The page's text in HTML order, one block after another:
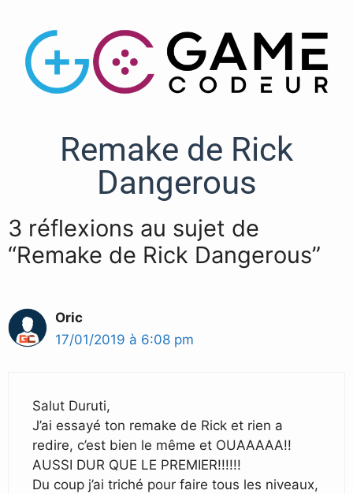
Remake de Rick
Dangerous
3 réflexions au sujet de
“Remake de Rick Dangerous”
Oric
17/01/2019 à 6:08 pm
Salut Duruti,
J’ai essayé ton remake de Rick et rien a
redire, c’est bien le même et OUAAAAA!!
AUSSI DUR QUE LE PREMIER!!!!!!
Du coup j’ai triché pour faire tous les niveaux,